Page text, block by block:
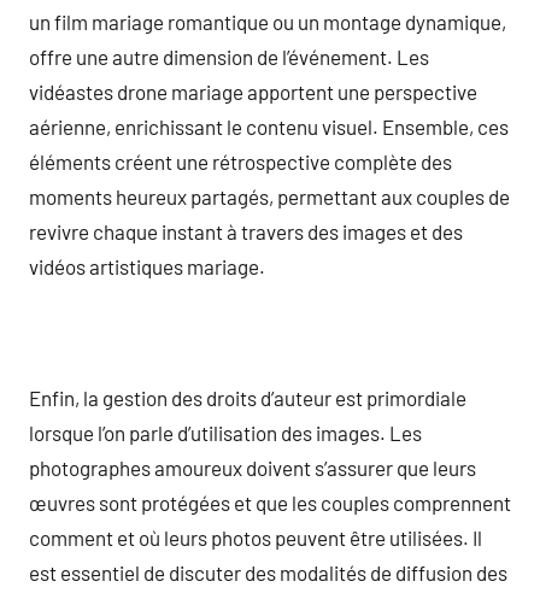
un film mariage romantique ou un montage dynamique,
offre une autre dimension de l’événement. Les
vidéastes drone mariage apportent une perspective
aérienne, enrichissant le contenu visuel. Ensemble, ces
éléments créent une rétrospective complète des
moments heureux partagés, permettant aux couples de
revivre chaque instant à travers des images et des
vidéos artistiques mariage.
Enfin, la gestion des droits d’auteur est primordiale
lorsque l’on parle d’utilisation des images. Les
photographes amoureux doivent s’assurer que leurs
œuvres sont protégées et que les couples comprennent
comment et où leurs photos peuvent être utilisées. Il
est essentiel de discuter des modalités de diffusion des